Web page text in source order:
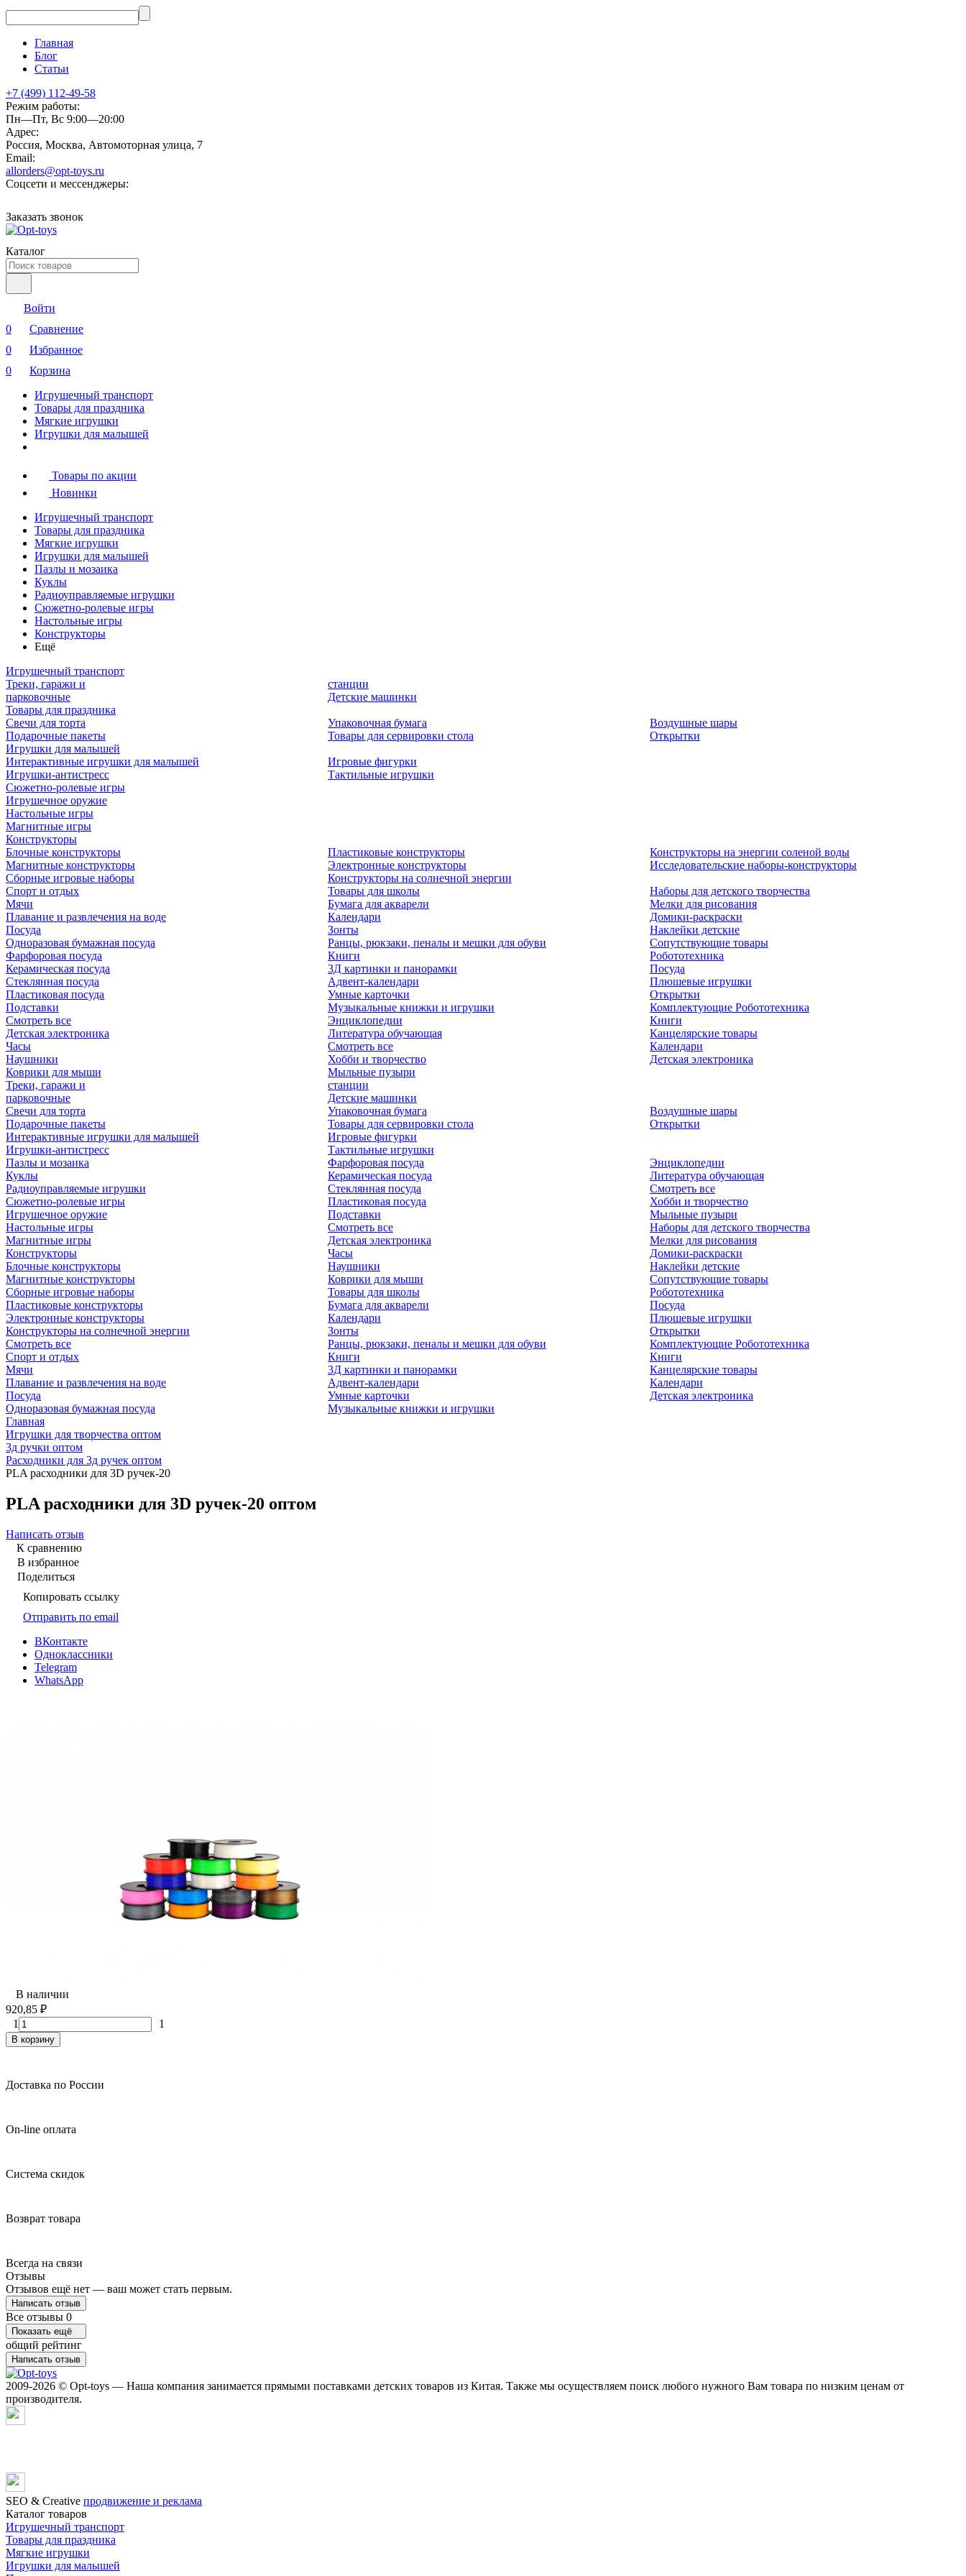
Главная
Блог
Статьи
+7 (499) 112-49-58
Режим работы:
Пн—Пт, Вс 9:00—20:00
Адрес:
Россия, Москва, Автомоторная улица, 7
Email:
allorders@opt-toys.ru
Соцсети и мессенджеры:
Заказать звонок
Каталог
Войти
0
Сравнение
0
Избранное
0
Корзина
Игрушечный транспорт
Товары для праздника
Мягкие игрушки
Игрушки для малышей
Товары по акции
Новинки
Игрушечный транспорт
Товары для праздника
Мягкие игрушки
Игрушки для малышей
Пазлы и мозаика
Куклы
Радиоуправляемые игрушки
Сюжетно-ролевые игры
Настольные игры
Конструкторы
Ещё
Игрушечный транспорт
Треки, гаражи и
парковочные
станции
Детские машинки
Товары для праздника
Свечи для торта
Подарочные пакеты
Упаковочная бумага
Товары для сервировки стола
Воздушные шары
Открытки
Игрушки для малышей
Интерактивные игрушки для малышей
Игрушки-антистресс
Игровые фигурки
Тактильные игрушки
Сюжетно-ролевые игры
Игрушечное оружие
Настольные игры
Магнитные игры
Конструкторы
Блочные конструкторы
Магнитные конструкторы
Сборные игровые наборы
Пластиковые конструкторы
Электронные конструкторы
Конструкторы на солнечной энергии
Конструкторы на энергии соленой воды
Исследовательские наборы-конструкторы
Спорт и отдых
Мячи
Плавание и развлечения на воде
Посуда
Одноразовая бумажная посуда
Фарфоровая посуда
Керамическая посуда
Стеклянная посуда
Пластиковая посуда
Подставки
Смотреть все
Детская электроника
Часы
Наушники
Коврики для мыши
Товары для школы
Бумага для акварели
Календари
Зонты
Ранцы, рюкзаки, пеналы и мешки для обуви
Книги
3Д картинки и панорамки
Адвент-календари
Умные карточки
Музыкальные книжки и игрушки
Энциклопедии
Литература обучающая
Смотреть все
Хобби и творчество
Мыльные пузыри
Наборы для детского творчества
Мелки для рисования
Домики-раскраски
Наклейки детские
Сопутствующие товары
Робототехника
Посуда
Плюшевые игрушки
Открытки
Комплектующие Робототехника
Книги
Канцелярские товары
Календари
Детская электроника
Треки, гаражи и
парковочные
станции
Детские машинки
Свечи для торта
Подарочные пакеты
Упаковочная бумага
Товары для сервировки стола
Воздушные шары
Открытки
Интерактивные игрушки для малышей
Игрушки-антистресс
Игровые фигурки
Тактильные игрушки
Пазлы и мозаика
Куклы
Радиоуправляемые игрушки
Сюжетно-ролевые игры
Игрушечное оружие
Настольные игры
Магнитные игры
Конструкторы
Блочные конструкторы
Магнитные конструкторы
Сборные игровые наборы
Пластиковые конструкторы
Электронные конструкторы
Конструкторы на солнечной энергии
Смотреть все
Спорт и отдых
Мячи
Плавание и развлечения на воде
Посуда
Одноразовая бумажная посуда
Фарфоровая посуда
Керамическая посуда
Стеклянная посуда
Пластиковая посуда
Подставки
Смотреть все
Детская электроника
Часы
Наушники
Коврики для мыши
Товары для школы
Бумага для акварели
Календари
Зонты
Ранцы, рюкзаки, пеналы и мешки для обуви
Книги
3Д картинки и панорамки
Адвент-календари
Умные карточки
Музыкальные книжки и игрушки
Энциклопедии
Литература обучающая
Смотреть все
Хобби и творчество
Мыльные пузыри
Наборы для детского творчества
Мелки для рисования
Домики-раскраски
Наклейки детские
Сопутствующие товары
Робототехника
Посуда
Плюшевые игрушки
Открытки
Комплектующие Робототехника
Книги
Канцелярские товары
Календари
Детская электроника
Главная
Игрушки для творчества оптом
3д ручки оптом
Расходники для 3д ручек оптом
PLA расходники для 3D ручек-20
PLA расходники для 3D ручек-20 оптом
Написать отзыв
К сравнению
В избранное
Поделиться
Копировать ссылку
Отправить по email
ВКонтакте
Одноклассники
Telegram
WhatsApp
В наличии
920,85 ₽
1
1
В корзину
Доставка по России
On-line оплата
Система скидок
Возврат товара
Всегда на связи
Отзывы
Отзывов ещё нет — ваш может стать первым.
Написать отзыв
Все отзывы 0
Показать ещё
общий рейтинг
Написать отзыв
2009-2026 © Opt-toys — Наша компания занимается прямыми поставками детских товаров из Китая. Также мы осуществляем поиск любого нужного Вам товара по низким ценам от
производителя.
SЕО & Сreative продвижение и реклама
Каталог товаров
Игрушечный транспорт
Товары для праздника
Мягкие игрушки
Игрушки для малышей